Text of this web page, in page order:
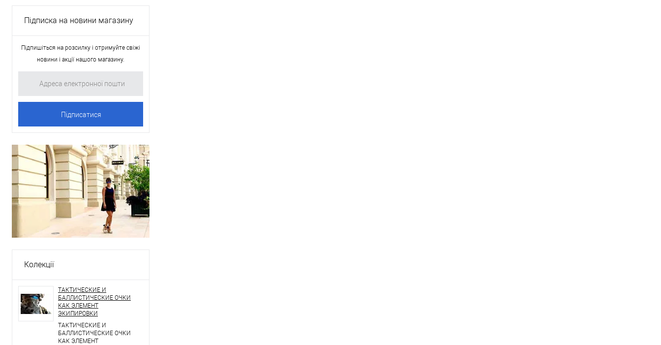
Підписка на новини магазину
Підпишіться на розсилку і отримуйте свіжі
новини і акції нашого магазину.
Колекції
ТАКТИЧЕСКИЕ И
БАЛЛИСТИЧЕСКИЕ ОЧКИ
КАК ЭЛЕМЕНТ
ЭКИПИРОВКИ
ТАКТИЧЕСКИЕ И
БАЛЛИСТИЧЕСКИЕ ОЧКИ
КАК ЭЛЕМЕНТ